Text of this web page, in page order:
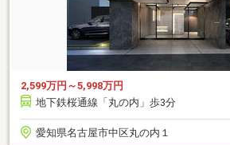
2,599万円～5,998万円
地下鉄桜通線「丸の内」歩3分
愛知県名古屋市中区丸の内１